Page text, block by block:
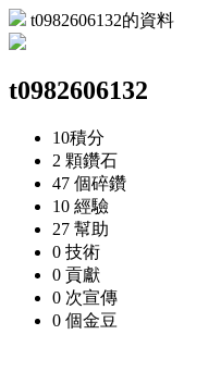
t0982606132的資料
t0982606132
10積分
2 顆鑽石
47 個碎鑽
10 經驗
27 幫助
0 技術
0 貢獻
0 次宣傳
0 個金豆